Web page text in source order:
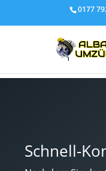
0177
Schnell-